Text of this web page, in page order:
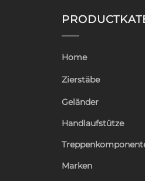
Home
Zierstäbe
Geländer
Handlaufstütze
Marken